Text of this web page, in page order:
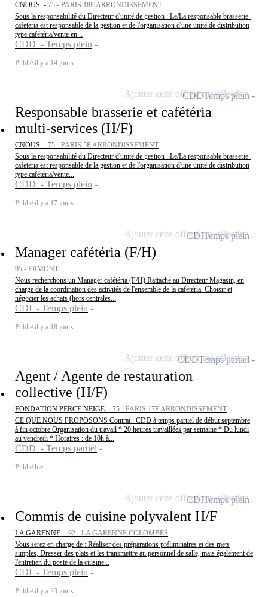
CNOUS - 75 - PARIS 18E ARRONDISSEMENT
Sous la responsabilité du Directeur d'unité de gestion : Le/La responsable brasserie-
cafeteria est responsable de la gestion et de l'organisation d'une unité de distribution
type cafétéria/vente en...
CDD - Temps plein
Publié il y a 14 jours
Responsable brasserie et cafétéria
multi-services (H/F)
CNOUS - 75 - PARIS 5E ARRONDISSEMENT
Sous la responsabilité du Directeur d'unité de gestion : Le/La responsable brasserie-
cafeteria est responsable de la gestion et de l'organisation d'une unité de distribution
type cafétéria/vente...
CDD - Temps plein
Publié il y a 17 jours
CDDTemps plein
Ajouter cette offre à ma sélection
Manager cafétéria (F/H)
95 - ERMONT
Nous recherchons un Manager cafétéria (F/H) Rattaché au Directeur Magasin, en
charge de la coordination des activités de l'ensemble de la cafétéria. Choisir et
négocier les achats (hors centrales...
CDI - Temps plein
Publié il y a 18 jours
CDITemps plein
Ajouter cette offre à ma sélection
Agent / Agente de restauration
collective (H/F)
FONDATION PERCE NEIGE - 75 - PARIS 17E ARRONDISSEMENT
CE QUE NOUS PROPOSONS Contrat : CDD à temps partiel de début septembre
à fin octobre Organisation du travail * 20 heures travaillées par semaine * Du lundi
au vendredi * Horaires : de 10h à...
CDD - Temps partiel
Publié hier
CDDTemps partiel
Ajouter cette offre à ma sélection
Commis de cuisine polyvalent H/F
LA GARENNE - 92 - LA GARENNE COLOMBES
Vous serez en charge de : Réaliser des préparations préliminaires et des mets
simples, Dresser des plats et les transmettre au personnel de salle, mais également de
l'entretien du poste de la cuisine...
CDI - Temps plein
Publié il y a 23 jours
CDITemps plein
Ajouter cette offre à ma sélection